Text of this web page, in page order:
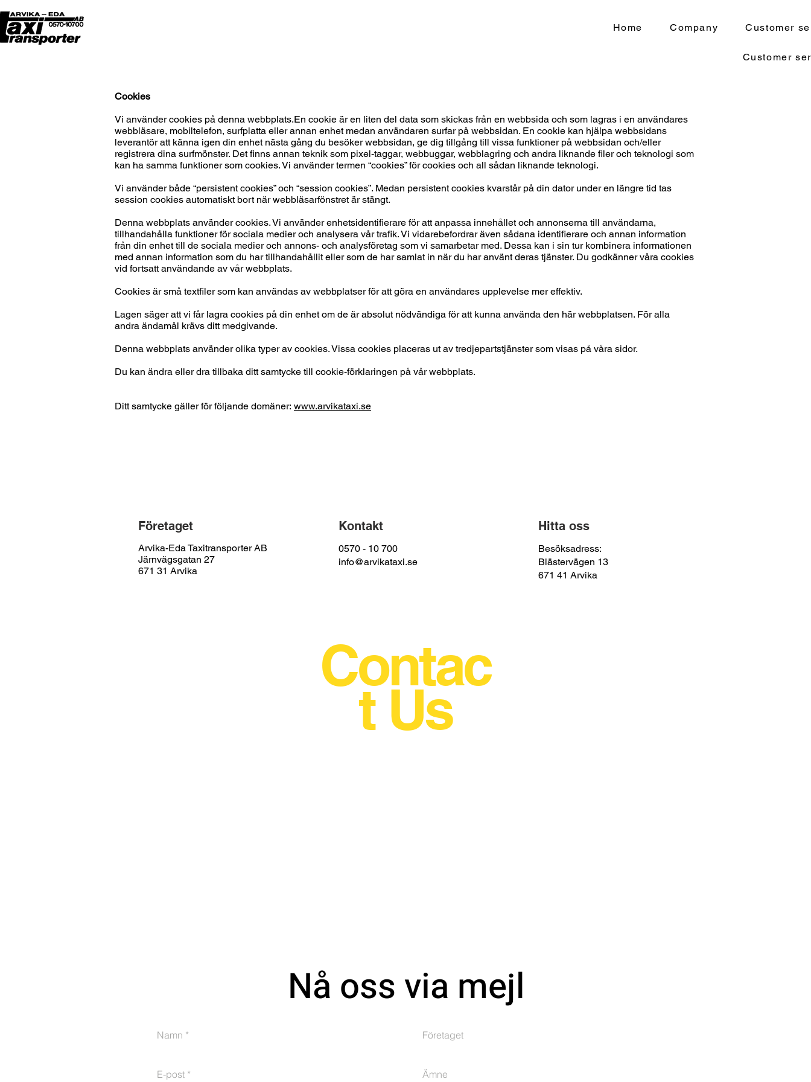
Home Company Customer
Customer
Cookies
Vi använder cookies på denna webbplats.En cookie är en liten del data som skickas från en webbsida och som lagras i en användares
webbläsare, mobiltelefon, surfplatta eller annan enhet medan användaren surfar på webbsidan. En cookie kan hjälpa webbsidans
leverantör att känna igen din enhet nästa gång du besöker webbsidan, ge dig tillgång till vissa funktioner på webbsidan och/eller
registrera dina surfmönster. Det finns annan teknik som pixel-taggar, webbuggar, webblagring och andra liknande filer och teknologi som
kan ha samma funktioner som cookies. Vi använder termen “cookies” för cookies och all sådan liknande teknologi.
Vi använder både “persistent cookies” och “session cookies”. Medan persistent cookies kvarstår på din dator under en längre tid tas
session cookies automatiskt bort när webbläsarfönstret är stängt.
Denna webbplats använder cookies. Vi använder enhetsidentifierare för att anpassa innehållet och annonserna till användarna,
tillhandahålla funktioner för sociala medier och analysera vår trafik. Vi vidarebefordrar även sådana identifierare och annan information
från din enhet till de sociala medier och annons- och analysföretag som vi samarbetar med. Dessa kan i sin tur kombinera informationen
med annan information som du har tillhandahållit eller som de har samlat in när du har använt deras tjänster. Du godkänner våra cookies
vid fortsatt användande av vår webbplats.
Cookies är små textfiler som kan användas av webbplatser för att göra en användares upplevelse mer effektiv.
Lagen säger att vi får lagra cookies på din enhet om de är absolut nödvändiga för att kunna använda den här webbplatsen. För alla
andra ändamål krävs ditt medgivande.
Denna webbplats använder olika typer av cookies. Vissa cookies placeras ut av tredjepartstjänster som visas på våra sidor.
Du kan ändra eller dra tillbaka ditt samtycke till cookie-förklaringen på vår webbplats.
Ditt samtycke gäller för följande domäner: www.arvikataxi.se
Företaget
Arvika-Eda Taxitransporter AB
Järnvägsgatan 27
671 31 Arvika
Kontakt
0570 - 10 700
info@arvikataxi.se
Hitta oss
Besöksadress:
Blästervägen 13
671 41 Arvika
Contac
t Us
Nå oss via mejl